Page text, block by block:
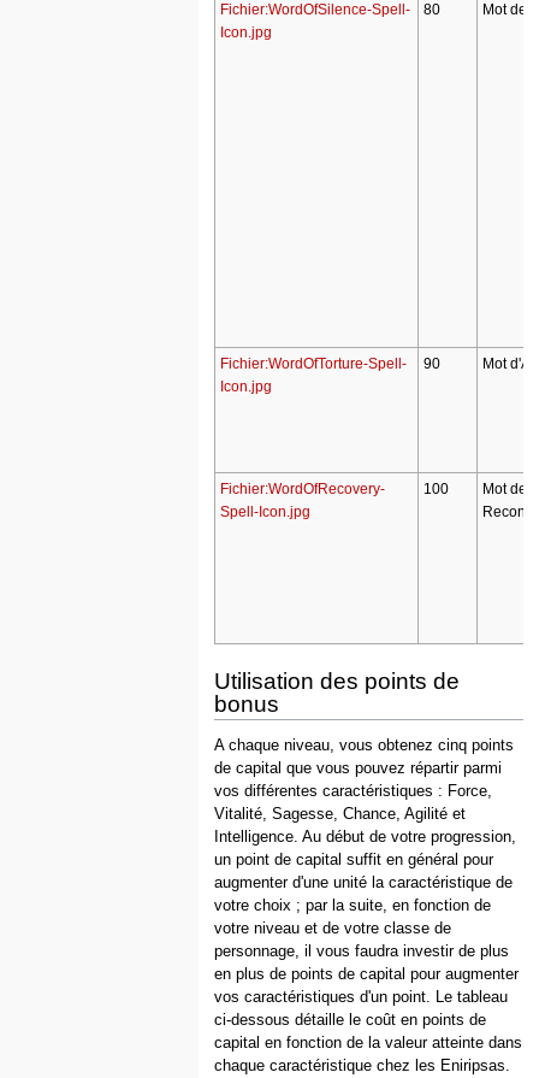
Fichier:WordOfSilence-Spell-
Icon.jpg
80 Mot de
Fichier:WordOfTorture-Spell-
Icon.jpg
90 Mot
Fichier:WordOfRecovery-
Spell-Icon.jpg
100
Mot de
Utilisation des points de
bonus
A chaque niveau, vous obtenez cinq points
de capital que vous pouvez répartir parmi
vos différentes caractéristiques : Force,
Vitalité, Sagesse, Chance, Agilité et
Intelligence. Au début de votre progression,
un point de capital suffit en général pour
augmenter d'une unité la caractéristique de
votre choix ; par la suite, en fonction de
votre niveau et de votre classe de
personnage, il vous faudra investir de plus
en plus de points de capital pour augmenter
vos caractéristiques d'un point. Le tableau
ci-dessous détaille le coût en points de
capital en fonction de la valeur atteinte dans
chaque caractéristique chez les Eniripsas.